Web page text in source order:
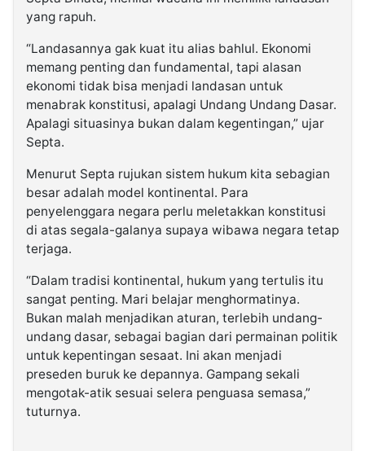
yang rapuh.
“Landasannya gak kuat itu alias bahlul. Ekonomi
memang penting dan fundamental, tapi alasan
ekonomi tidak bisa menjadi landasan untuk
menabrak konstitusi, apalagi Undang Undang Dasar.
Apalagi situasinya bukan dalam kegentingan,” ujar
Septa.
Menurut Septa rujukan sistem hukum kita sebagian
besar adalah model kontinental. Para
penyelenggara negara perlu meletakkan konstitusi
di atas segala-galanya supaya wibawa negara tetap
terjaga.
“Dalam tradisi kontinental, hukum yang tertulis itu
sangat penting. Mari belajar menghormatinya.
Bukan malah menjadikan aturan, terlebih undang-
undang dasar, sebagai bagian dari permainan politik
untuk kepentingan sesaat. Ini akan menjadi
preseden buruk ke depannya. Gampang sekali
mengotak-atik sesuai selera penguasa semasa,”
tuturnya.